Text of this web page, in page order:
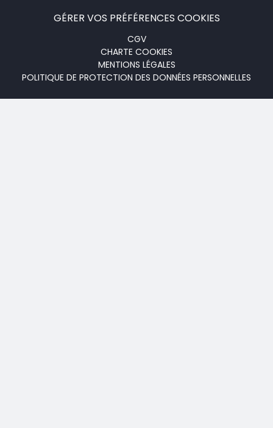
GÉRER VOS PRÉFÉRENCES COOKIES
CGV
CHARTE COOKIES
MENTIONS LÉGALES
POLITIQUE DE PROTECTION DES DONNÉES PERSONNELLES